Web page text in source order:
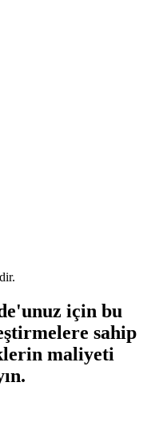
için bu
sahip
maliyeti